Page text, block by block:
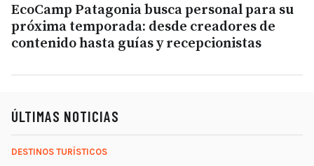
EcoCamp Patagonia busca personal para su
próxima temporada: desde creadores de
contenido hasta guías y recepcionistas
ÚLTIMAS NOTICIAS
DESTINOS TURÍSTICOS